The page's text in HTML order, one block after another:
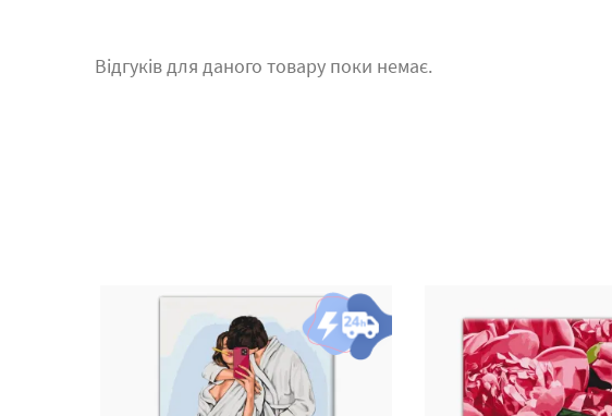
Відгуків для даного товару поки немає.